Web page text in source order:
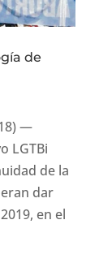
de
—
LGTBi
de la
dar
en el